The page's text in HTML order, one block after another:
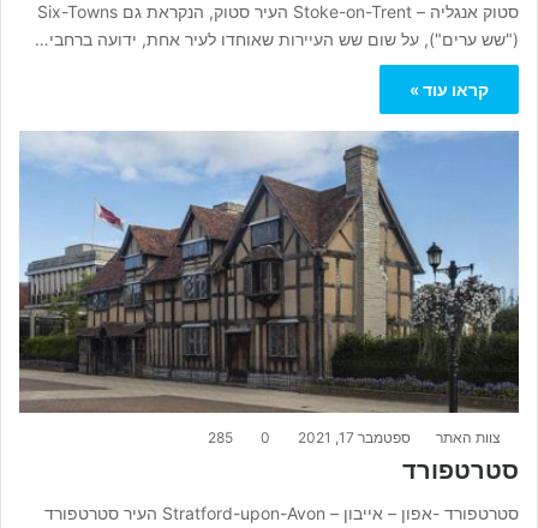
סטוק אנגליה – Stoke-on-Trent העיר סטוק, הנקראת גם Six-Towns
("שש ערים"), על שום שש העיירות שאוחדו לעיר אחת, ידועה ברחבי…
קראו עוד »
צוות האתר ספטמבר 17, 2021 0
285
סטרטפורד
סטרטפורד -אפון – אייבון – Stratford-upon-Avon העיר סטרטפורד